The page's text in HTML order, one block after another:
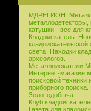
МДРЕГИОН.
металлодетекторы,
катушки - все для
Кладоискатель.
кладоискательской
света. Находки
археологов.
Металлоискатели
Интернет-магазин
поисковой техники
приборного поиска.
Золотодобыча
Клуб
Газета для